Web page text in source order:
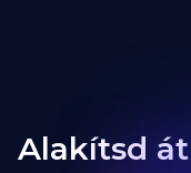
Alakítsd